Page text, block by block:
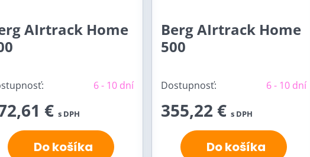
AIrtrack Home
6 - 10 dní
€ s DPH
Do košíka
Berg AIrtrack Home
500
Dostupnosť: 6 - 10 dní
355,22 € s DPH
Do košíka